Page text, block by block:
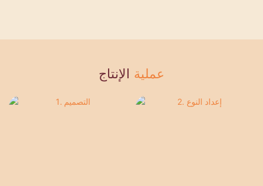
عملية الإنتاج